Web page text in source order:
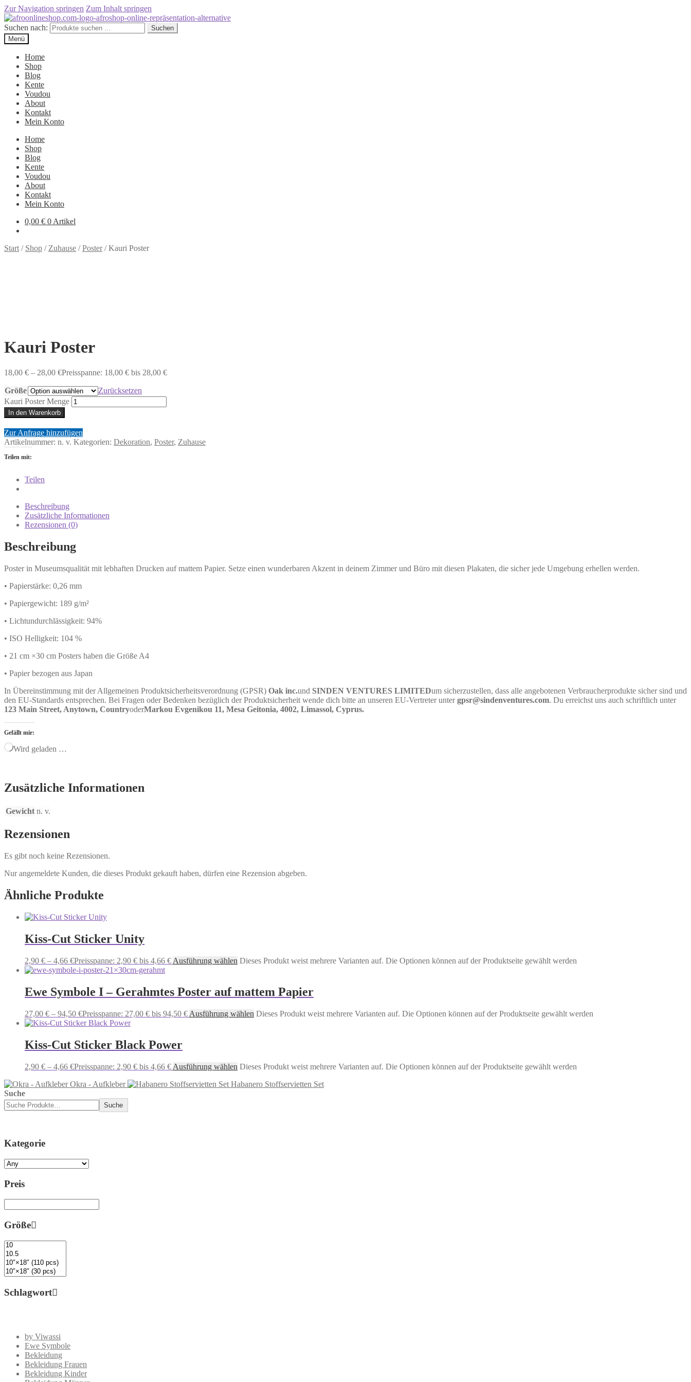
Zur Navigation springen Zum Inhalt springen
Suchen nach:
Suchen
Menü
Home
Shop
Blog
Kente
Voudou
About
Kontakt
Mein Konto
Home
Shop
Blog
Kente
Voudou
About
Kontakt
Mein Konto
0,00 € 0 Artikel
Start / Shop / Zuhause /Poster/Kauri Poster
Kauri Poster
18,00 € – 28,00 €Preisspanne: 18,00 € bis 28,00 €
Größe
Zurücksetzen
Kauri Poster Menge
In den Warenkorb
Zur Anfrage hinzufügen
Artikelnummer: n. v. Kategorien: Dekoration, Poster, Zuhause
Teilen mit:
Teilen
Beschreibung
Zusätzliche Informationen
Rezensionen (0)
Beschreibung
Poster in Museumsqualität mit lebhaften Drucken auf mattem Papier. Setze einen wunderbaren Akzent in deinem Zimmer und Büro mit diesen Plakaten, die sicher jede Umgebung erhellen werden.
• Papierstärke: 0,26 mm
• Papiergewicht: 189 g/m²
• Lichtundurchlässigkeit: 94%
• ISO Helligkeit: 104 %
• 21 cm ×30 cm Posters haben die Größe A4
• Papier bezogen aus Japan
In Übereinstimmung mit der Allgemeinen Produktsicherheitsverordnung (GPSR) Oak inc.und SINDEN VENTURES LIMITEDum sicherzustellen, dass alle angebotenen Verbraucherprodukte sicher sind und
den EU-Standards entsprechen. Bei Fragen oder Bedenken bezüglich der Produktsicherheit wende dich bitte an unseren EU-Vertreter untergpsr@sindenventures.com. Du erreichst uns auch schriftlich unter
123 Main Street, Anytown, CountryoderMarkou Evgenikou 11, Mesa Geitonia, 4002, Limassol, Cyprus.
Gefällt mir:
Wird geladen …
Zusätzliche Informationen
Gewicht n. v.
Rezensionen
Es gibt noch keine Rezensionen.
Nur angemeldete Kunden, die dieses Produkt gekauft haben, dürfen eine Rezension abgeben.
Ähnliche Produkte
Kiss-Cut Sticker Unity
2,90 € – 4,66 €Preisspanne: 2,90 € bis 4,66 € Ausführung wählen Dieses Produkt weist mehrere Varianten auf. Die Optionen können auf der Produktseite gewählt werden
Ewe Symbole I – Gerahmtes Poster auf mattem Papier
27,00 € – 94,50 €Preisspanne: 27,00 € bis 94,50 € Ausführung wählen Dieses Produkt weist mehrere Varianten auf. Die Optionen können auf der Produktseite gewählt werden
Kiss-Cut Sticker Black Power
2,90 € – 4,66 €Preisspanne: 2,90 € bis 4,66 € Ausführung wählen Dieses Produkt weist mehrere Varianten auf. Die Optionen können auf der Produktseite gewählt werden
Okra - Aufkleber
Habanero Stoffservietten Set
Suche
Suche
Kategorie
Preis
Größe
Schlagwort
by Viwassi
Ewe Symbole
Bekleidung
Bekleidung Frauen
Bekleidung Kinder